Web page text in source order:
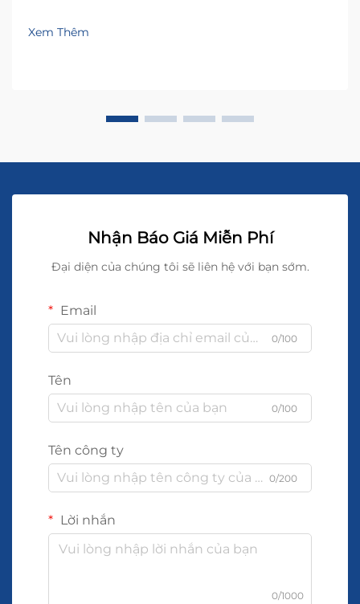
Xem Thêm
Nhận Báo Giá Miễn Phí
Đại diện của chúng tôi sẽ liên hệ với bạn sớm.
Email
0/100
Tên
0/100
Tên công ty
0/200
Lời nhắn
0/1000